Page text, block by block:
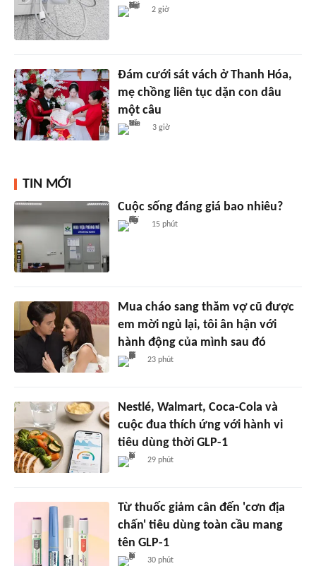
2 giờ
Đám cưới sát vách ở Thanh Hóa,
mẹ chồng liên tục dặn con dâu
một câu
3 giờ
TIN MỚI
Cuộc sống đáng giá bao nhiêu?
15 phút
Mua cháo sang thăm vợ cũ được
em mời ngủ lại, tôi ân hận với
hành động của mình sau đó
23 phút
Nestlé, Walmart, Coca-Cola và
cuộc đua thích ứng với hành vi
tiêu dùng thời GLP-1
29 phút
Từ thuốc giảm cân đến 'cơn địa
chấn' tiêu dùng toàn cầu mang
tên GLP-1
30 phút